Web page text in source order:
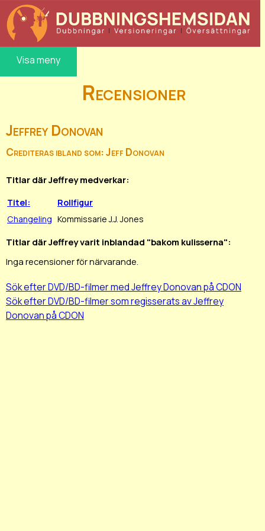
Visa meny
Recensioner
Jeffrey Donovan
Crediteras ibland som: Jeff Donovan
Titlar där Jeffrey medverkar:
Titel:
Rollfigur
Changeling Kommissarie J.J. Jones
Titlar där Jeffrey varit inblandad "bakom kulisserna":
Inga recensioner för närvarande.
Sök efter DVD/BD-filmer med Jeffrey Donovan på CDON
Sök efter DVD/BD-filmer som regisserats av Jeffrey
Donovan på CDON